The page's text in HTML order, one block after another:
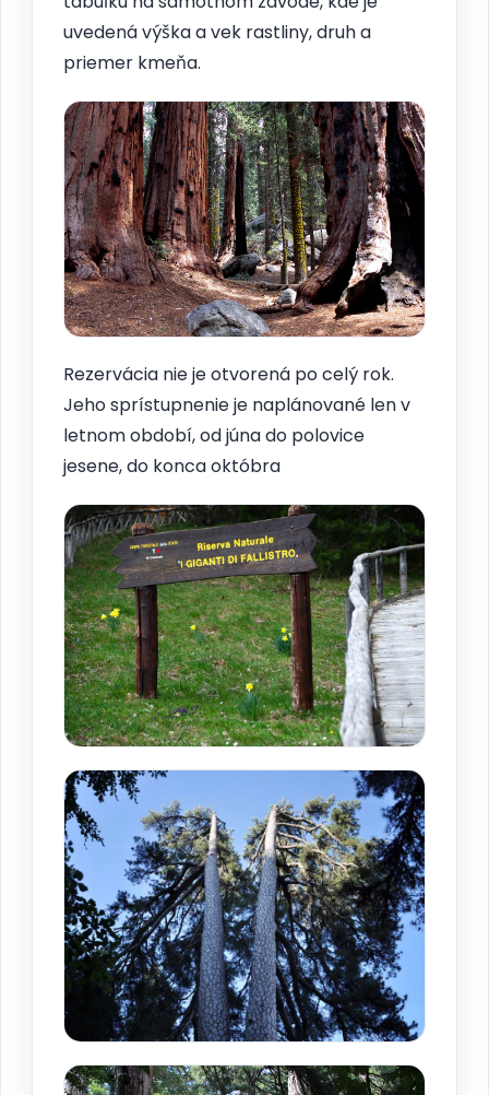
uvedená výška a vek rastliny, druh a
priemer kmeňa.
Rezervácia nie je otvorená po celý rok.
Jeho sprístupnenie je naplánované len v
letnom období, od júna do polovice
jesene, do konca októbra